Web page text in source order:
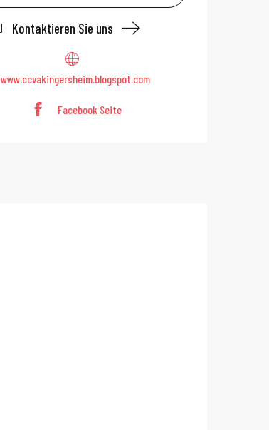
Kontaktieren Sie uns
www.ccvakingersheim.blogspot.com
Facebook Seite